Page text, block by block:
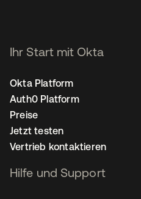
Ihr Start mit Okta
Okta Platform
Auth0 Platform
Preise
Jetzt testen
Vertrieb kontaktieren
Hilfe und Support